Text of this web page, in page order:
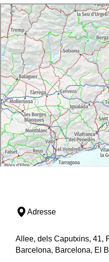
Adresse
Allee, dels Caputxins, 41,
Barcelona, Barcelona, El